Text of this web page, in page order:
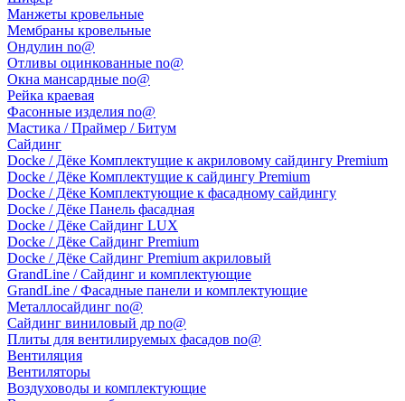
Манжеты кровельные
Мембраны кровельные
Ондулин no@
Отливы оцинкованные no@
Окна мансардные no@
Рейка краевая
Фасонные изделия no@
Мастика / Праймер / Битум
Сайдинг
Docke / Дёке Комплектущие к акриловому сайдингу Premium
Docke / Дёке Комплектущие к сайдингу Premium
Docke / Дёке Комплектующие к фасадному сайдингу
Docke / Дёке Панель фасадная
Docke / Дёке Сайдинг LUX
Docke / Дёке Сайдинг Premium
Docke / Дёке Сайдинг Premium акриловый
GrandLine / Сайдинг и комплектующие
GrandLine / Фасадные панели и комплектующие
Металлосайдинг no@
Сайдинг виниловый др no@
Плиты для вентилируемых фасадов no@
Вентиляция
Вентиляторы
Воздуховоды и комплектующие